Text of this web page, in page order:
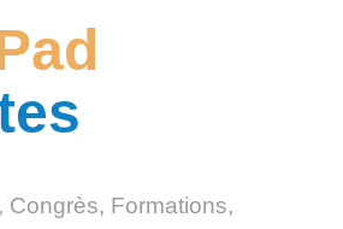
Congrès, Formations,